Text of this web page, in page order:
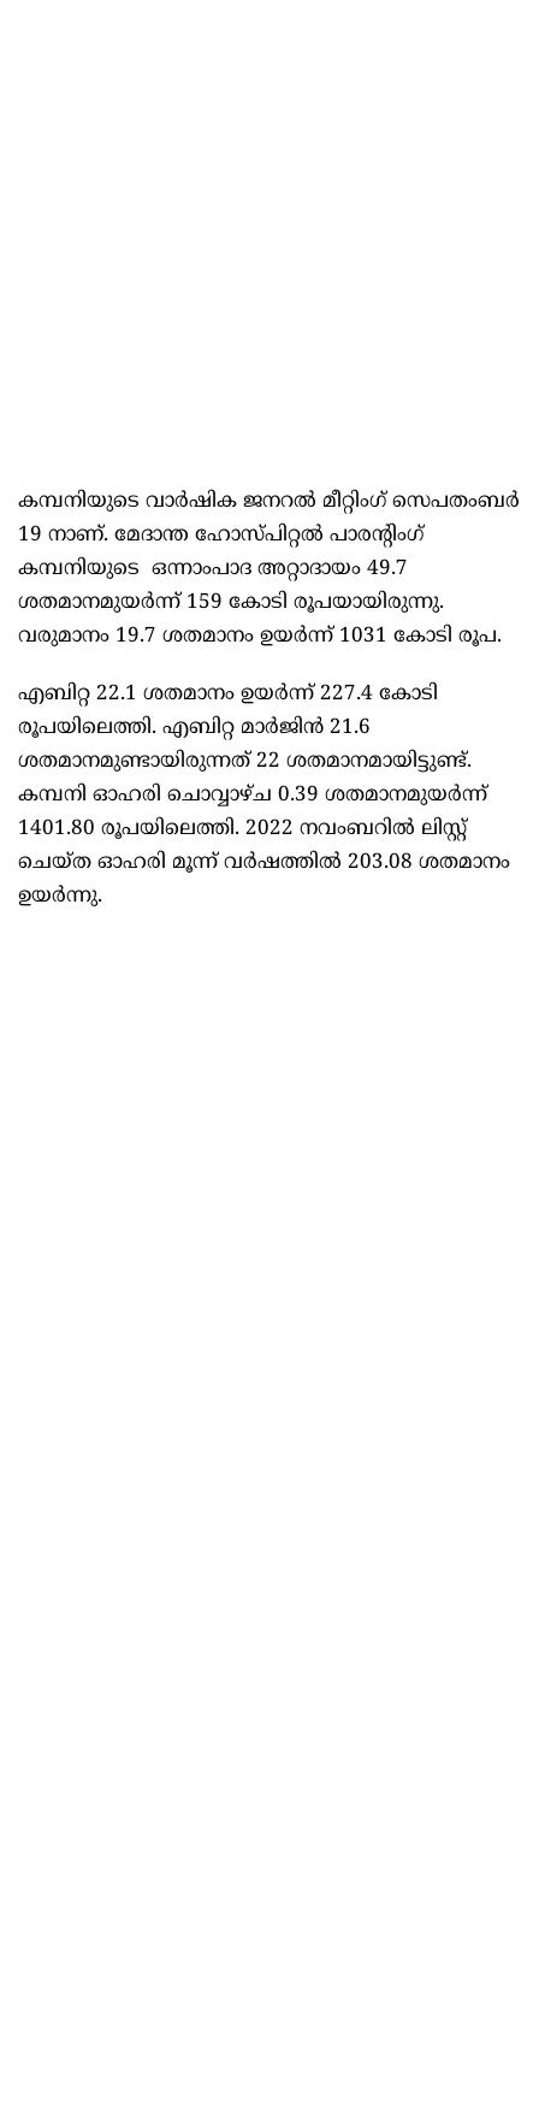
കമ്പനിയുടെ വാര്‍ഷിക ജനറല്‍ മീറ്റിംഗ് സെപതംബര്‍
19 നാണ്. മേദാന്ത ഹോസ്പിറ്റല്‍ പാരന്റിംഗ്
കമ്പനിയുടെ ഒന്നാംപാദ അറ്റാദായം 49.7
ശതമാനമുയര്‍ന്ന് 159 കോടി രൂപയായിരുന്നു.
വരുമാനം 19.7 ശതമാനം ഉയര്‍ന്ന് 1031 കോടി രൂപ.
എബിറ്റ 22.1 ശതമാനം ഉയര്‍ന്ന് 227.4 കോടി
രൂപയിലെത്തി. എബിറ്റ മാര്‍ജിന്‍ 21.6
ശതമാനമുണ്ടായിരുന്നത് 22 ശതമാനമായിട്ടുണ്ട്.
കമ്പനി ഓഹരി ചൊവ്വാഴ്ച 0.39 ശതമാനമുയര്‍ന്ന്
1401.80 രൂപയിലെത്തി. 2022 നവംബറില്‍ ലിസ്റ്റ്
ചെയ്ത ഓഹരി മൂന്ന് വര്‍ഷത്തില്‍ 203.08 ശതമാനം
ഉയര്‍ന്നു.